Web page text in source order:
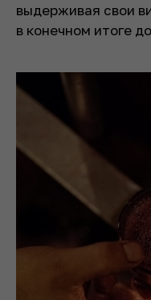
выдерживая свои
в конечном итоге